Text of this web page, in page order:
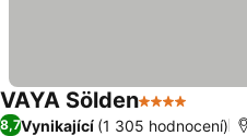
VAYA Sölden4 Počet
8,7Vynikající (1 305 hodnocení)